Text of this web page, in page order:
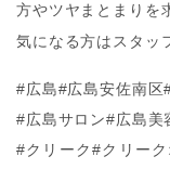
方やツヤまとまりを
気になる方はスタッ
#広島#広島安佐南区
#広島サロン#広島美
#クリーク#クリー